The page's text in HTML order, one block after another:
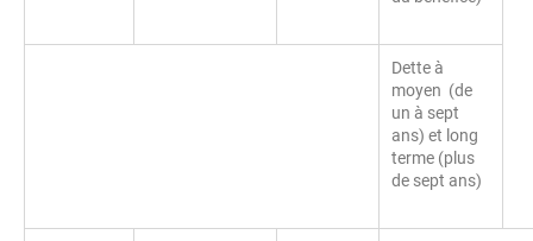
Dette à
moyen (de
un à sept
ans) et long
terme (plus
de sept ans)